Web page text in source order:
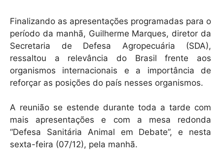
Finalizando as apresentações programadas para o
período da manhã, Guilherme Marques, diretor da
Secretaria de Defesa Agropecuária (SDA),
ressaltou a relevância do Brasil frente aos
organismos internacionais e a importância de
reforçar as posições do país nesses organismos.
A reunião se estende durante toda a tarde com
mais apresentações e com a mesa redonda
“Defesa Sanitária Animal em Debate”, e nesta
sexta-feira (07/12), pela manhã.